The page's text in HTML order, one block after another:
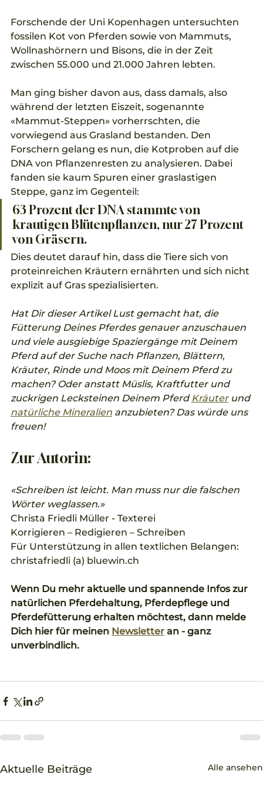
Forschende der Uni Kopenhagen untersuchten
fossilen Kot von Pferden sowie von Mammuts,
Wollnashörnern und Bisons, die in der Zeit
zwischen 55.000 und 21.000 Jahren lebten.
Man ging bisher davon aus, dass damals, also
während der letzten Eiszeit, sogenannte
«Mammut-Steppen» vorherrschten, die
vorwiegend aus Grasland bestanden. Den
Forschern gelang es nun, die Kotproben auf die
DNA von Pflanzenresten zu analysieren. Dabei
fanden sie kaum Spuren einer graslastigen
Steppe, ganz im Gegenteil:
63 Prozent der DNA stammte von
krautigen Blütenpflanzen, nur 27 Prozent
von Gräsern.
Dies deutet darauf hin, dass die Tiere sich von
proteinreichen Kräutern ernährten und sich nicht
explizit auf Gras spezialisierten.
Hat Dir dieser Artikel Lust gemacht hat, die
Fütterung Deines Pferdes genauer anzuschauen
und viele ausgiebige Spaziergänge mit Deinem
Pferd auf der Suche nach Pflanzen, Blättern,
Kräuter, Rinde und Moos mit Deinem Pferd zu
machen? Oder anstatt Müslis, Kraftfutter und
zuckrigen Lecksteinen Deinem Pferd Kräuter und
natürliche Mineralien anzubieten? Das würde uns
freuen!
Zur Autorin:
«Schreiben ist leicht. Man muss nur die falschen
Wörter weglassen.»
Christa Friedli Müller - Texterei
Korrigieren – Redigieren – Schreiben
Für Unterstützung in allen textlichen Belangen:
christafriedli (a) bluewin.ch
Wenn Du mehr aktuelle und spannende Infos zur
natürlichen Pferdehaltung, Pferdepflege und
Pferdefütterung erhalten möchtest, dann melde
Dich hier für meinen Newsletter an - ganz
unverbindlich.
Aktuelle Beiträge Alle ansehen